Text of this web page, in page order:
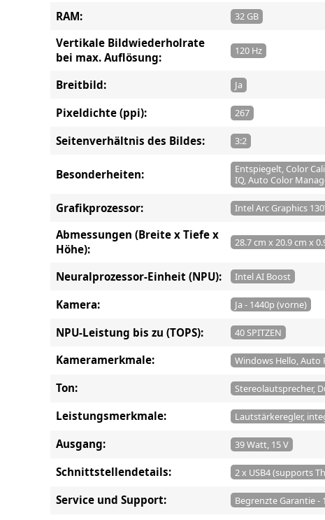
RAM: 32 GB
Vertikale Bildwiederholrate
bei max. Auflösung:
120 Hz
Breitbild: Ja
Pixeldichte (ppi): 267
Seitenverhältnis des Bildes: 3:2
Besonderheiten:
Entspiegelt, Color
IQ, Auto Color
Grafikprozessor: Intel Arc Graphics
Abmessungen (Breite x Tiefe x
Höhe):
28.7 cm x 20.9 cm x
Neuralprozessor-Einheit (NPU): Intel AI Boost
Kamera: Ja - 1440p (vorne)
NPU-Leistung bis zu (TOPS): 40 SPITZEN
Kameramerkmale: Windows Hello,
Ton: Stereolautsprecher,
Leistungsmerkmale: Lautstärkeregler,
Ausgang: 39 Watt, 15 V
Schnittstellendetails: 2 x USB4 (supports
Service und Support: Begrenzte Garantie -